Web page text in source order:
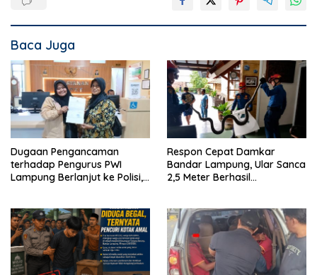
Baca Juga
Dugaan Pengancaman
terhadap Pengurus PWI
Lampung Berlanjut ke Polisi,
Respon Cepat Damkar
Bandar Lampung, Ular Sanca
2,5 Meter Berhasil